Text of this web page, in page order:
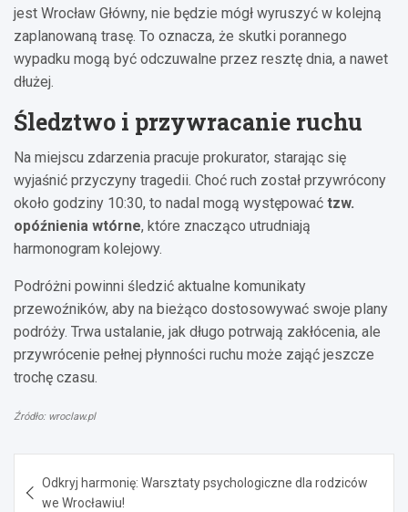
jest Wrocław Główny, nie będzie mógł wyruszyć w kolejną
zaplanowaną trasę. To oznacza, że skutki porannego
wypadku mogą być odczuwalne przez resztę dnia, a nawet
dłużej.
Śledztwo i przywracanie ruchu
Na miejscu zdarzenia pracuje prokurator, starając się
wyjaśnić przyczyny tragedii. Choć ruch został przywrócony
około godziny 10:30, to nadal mogą występować tzw.
opóźnienia wtórne, które znacząco utrudniają
harmonogram kolejowy.
Podróżni powinni śledzić aktualne komunikaty
przewoźników, aby na bieżąco dostosowywać swoje plany
podróży. Trwa ustalanie, jak długo potrwają zakłócenia, ale
przywrócenie pełnej płynności ruchu może zająć jeszcze
trochę czasu.
Źródło: wroclaw.pl
wpisu
Odkryj harmonię: Warsztaty psychologiczne dla rodziców
we Wrocławiu!